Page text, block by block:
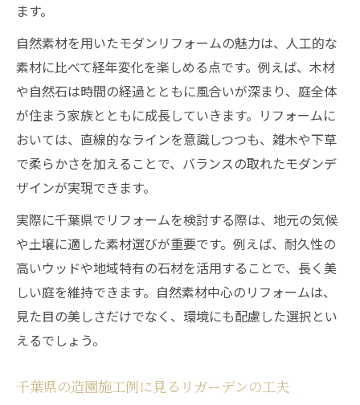
ます。
自然素材を用いたモダンリフォームの魅力は、人工的な
素材に比べて経年変化を楽しめる点です。例えば、木材
や自然石は時間の経過とともに風合いが深まり、庭全体
が住まう家族とともに成長していきます。リフォームに
おいては、直線的なラインを意識しつつも、雑木や下草
で柔らかさを加えることで、バランスの取れたモダンデ
ザインが実現できます。
実際に千葉県でリフォームを検討する際は、地元の気候
や土壌に適した素材選びが重要です。例えば、耐久性の
高いウッドや地域特有の石材を活用することで、長く美
しい庭を維持できます。自然素材中心のリフォームは、
見た目の美しさだけでなく、環境にも配慮した選択とい
えるでしょう。
千葉県の造園施工例に見るリガーデンの工夫